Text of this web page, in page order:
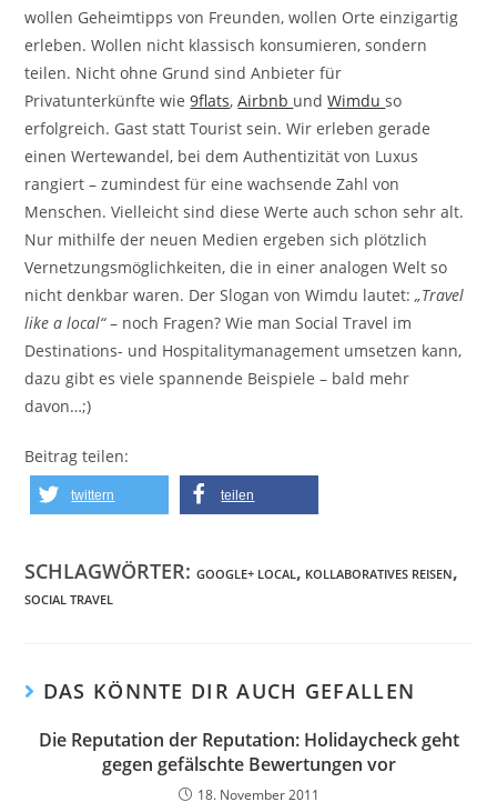
wollen Geheimtipps von Freunden, wollen Orte einzigartig
erleben. Wollen nicht klassisch konsumieren, sondern
teilen. Nicht ohne Grund sind Anbieter für
Privatunterkünfte wie9flats,Airbnb undWimduso
erfolgreich. Gast statt Tourist sein. Wir erleben gerade
einen Wertewandel, bei dem Authentizität von Luxus
rangiert – zumindest für eine wachsende Zahl von
Menschen. Vielleicht sind diese Werte auch schon sehr alt.
Nur mithilfe der neuen Medien ergeben sich plötzlich
Vernetzungsmöglichkeiten, die in einer analogen Welt so
nicht denkbar waren. Der Slogan von Wimdu lautet:„Travel
like a local“– noch Fragen? Wie man Social Travel im
Destinations- und Hospitalitymanagement umsetzen kann,
dazu gibt es viele spannende Beispiele – bald mehr
davon…;)
Beitrag teilen:
twittern teilen
SCHLAGWÖRTER:GOOGLE+ LOCAL , KOLLABORATIVES REISEN,
SOCIAL TRAVEL
DAS KÖNNTE DIR AUCH GEFALLEN
Die Reputation der Reputation: Holidaycheck geht
gegen gefälschte Bewertungen vor
18. November 2011